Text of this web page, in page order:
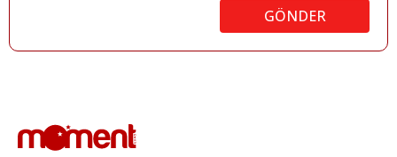
GÖNDER